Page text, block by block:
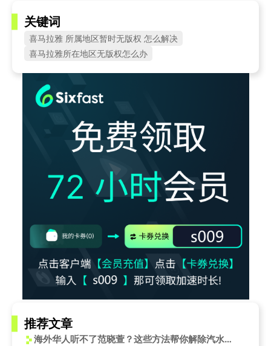
关键词
喜马拉雅 所属地区暂时无版权 怎么解决
喜马拉雅所在地区无版权怎么办
推荐文章
海外华人听不了范晓萱？这些方法帮你解除汽水音乐限制